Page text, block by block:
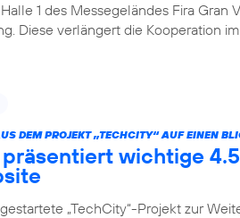
1 des Messegeländes Fira Gran
Diese verlängert die Kooperation
DEM PROJEKT „TECHCITY“ AUF EINEN
wichtige
gestartete „TechCity“-Projekt zur